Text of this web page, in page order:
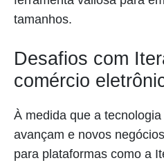
tamanhos.
Desafios com
comércio
À medida que a
avançam e novos
para plataformas como a